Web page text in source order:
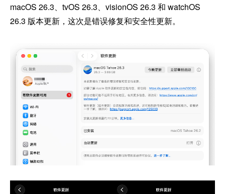
macOS 26.3、tvOS 26.3、visionOS 26.3 和 watchOS
26.3 版本更新，这次是错误修复和安全性更新。